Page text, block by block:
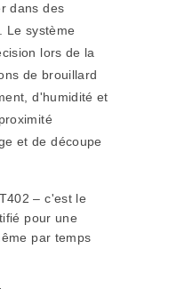
dans des
Le système
lors de la
de brouillard
d'humidité et
et de découpe
– c'est le
pour une
par temps